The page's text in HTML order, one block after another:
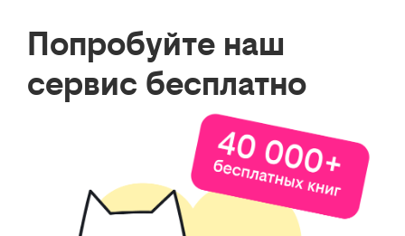
Попробуйте наш
сервис бесплатно